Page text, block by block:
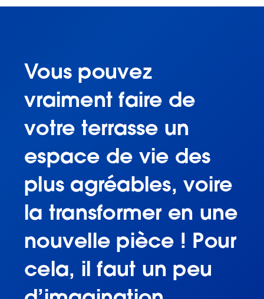
Vous pouvez
vraiment faire de
votre terrasse un
espace de vie des
plus agréables, voire
la transformer en une
nouvelle pièce ! Pour
cela, il faut un peu